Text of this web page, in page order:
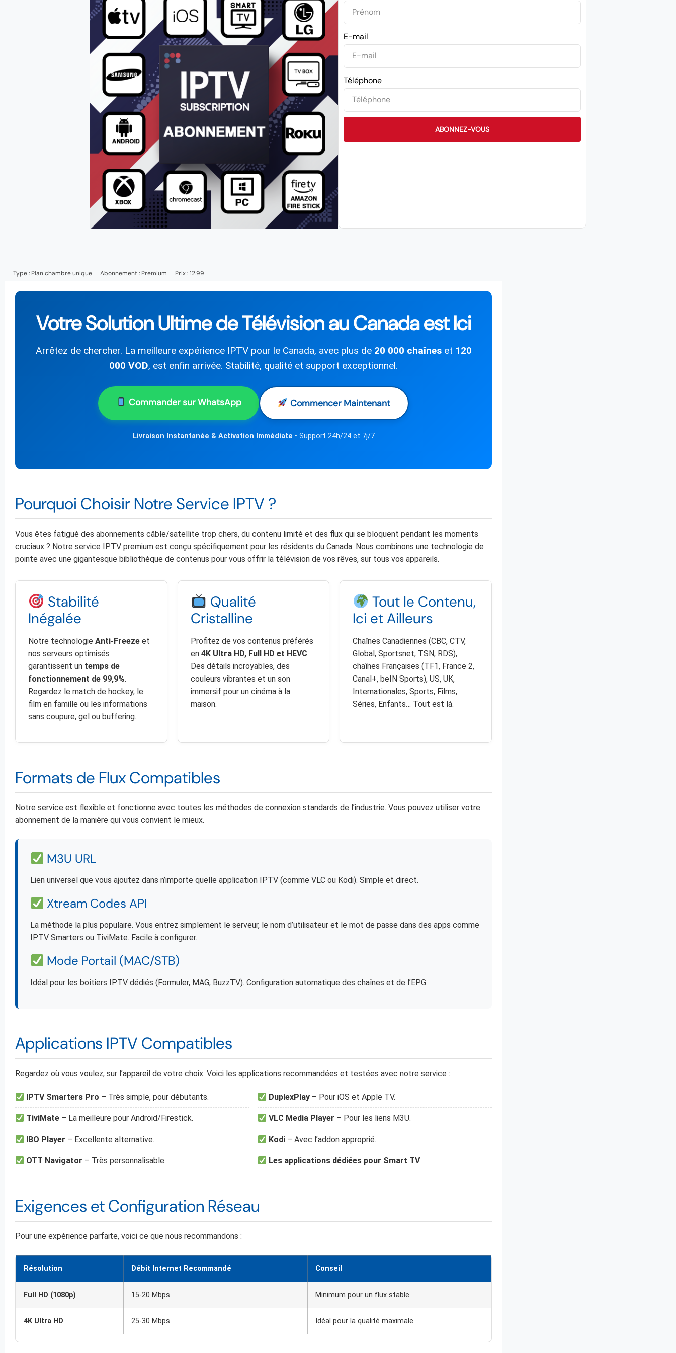
E-mail
Téléphone
ABONNEZ-VOUS
Type : Plan chambre unique Abonnement : Premium Prix : 12.99
Votre Solution Ultime de Télévision au Canada est Ici
Arrêtez de chercher. La meilleure expérience IPTV pour le Canada, avec plus de 20 000 chaîneset 120
000 VOD, est enfin arrivée. Stabilité, qualité et support exceptionnel.
Commander sur WhatsApp Commencer Maintenant
Livraison Instantanée & Activation Immédiate • Support 24h/24 et 7j/7
Pourquoi Choisir Notre Service IPTV ?
Vous êtes fatigué des abonnements câble/satellite trop chers, du contenu limité et des flux qui se bloquent pendant les moments
cruciaux ? Notre service IPTV premium est conçu spécifiquement pour les résidents du Canada. Nous combinons une technologie de
pointe avec une gigantesque bibliothèque de contenus pour vous offrir la télévision de vos rêves, sur tous vos appareils.
Stabilité
Inégalée
Notre technologie Anti-Freeze et
nos serveurs optimisés
garantissent un temps de
fonctionnement de 99,9%.
Regardez le match de hockey, le
film en famille ou les informations
sans coupure, gel ou buffering.
Qualité
Cristalline
Profitez de vos contenus préférés
en 4K Ultra HD, Full HD et HEVC.
Des détails incroyables, des
couleurs vibrantes et un son
immersif pour un cinéma à la
maison.
Tout le Contenu,
Ici et Ailleurs
Chaînes Canadiennes (CBC, CTV,
Global, Sportsnet, TSN, RDS),
chaînes Françaises (TF1, France 2,
Canal+, beIN Sports), US, UK,
Internationales, Sports, Films,
Séries, Enfants… Tout est là.
Formats de Flux Compatibles
Notre service est flexible et fonctionne avec toutes les méthodes de connexion standards de l’industrie. Vous pouvez utiliser votre
abonnement de la manière qui vous convient le mieux.
M3U URL
Lien universel que vous ajoutez dans n’importe quelle application IPTV (comme VLC ou Kodi). Simple et direct.
Xtream Codes API
La méthode la plus populaire. Vous entrez simplement le serveur, le nom d’utilisateur et le mot de passe dans des apps comme
IPTV Smarters ou TiviMate. Facile à configurer.
Mode Portail (MAC/STB)
Idéal pour les boîtiers IPTV dédiés (Formuler, MAG, BuzzTV). Configuration automatique des chaînes et de l’EPG.
Applications IPTV Compatibles
Regardez où vous voulez, sur l’appareil de votre choix. Voici les applications recommandées et testées avec notre service :
IPTV Smarters Pro – Très simple, pour débutants.
TiviMate – La meilleure pour Android/Firestick.
IBO Player – Excellente alternative.
OTT Navigator – Très personnalisable.
DuplexPlay – Pour iOS et Apple TV.
VLC Media Player – Pour les liens M3U.
Kodi – Avec l’addon approprié.
Les applications dédiées pour Smart TV
Exigences et Configuration Réseau
Pour une expérience parfaite, voici ce que nous recommandons :
Résolution Débit Internet Recommandé Conseil
Full HD (1080p) 15-20 Mbps Minimum pour un flux stable.
4K Ultra HD 25-30 Mbps Idéal pour la qualité maximale.